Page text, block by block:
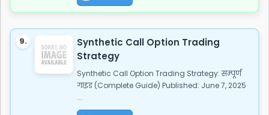
9.
Synthetic Call Option Trading
Strategy
Synthetic Call Option Trading Strategy: सम्पूर्ण
गाइड (Complete Guide) Published: June 7, 2025
...